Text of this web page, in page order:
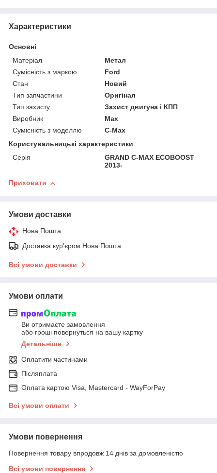
Характеристики
Основні
Матеріал
Метал
Сумісність з маркою
Ford
Стан
Новий
Тип запчастини
Оригінал
Тип захисту
Захист двигуна і КПП
Виробник
Max
Сумісність з моделлю
C-Max
Користувальницькі характеристики
Серія
GRAND C-MAX ECOBOOST
2013-
Приховати
Умови доставки
Нова Пошта
Доставка кур'єром Нова Пошта
Всі умови доставки
Умови оплати
Ви отримаєте замовлення
або гроші повернуться на вашу картку
Детальніше
Оплатити частинами
Післяплата
Оплата картою Visa, Mastercard - WayForPay
Всі умови оплати
Умови повернення
Повернення товару впродовж 14 днів за домовленістю
Всі умови повернення